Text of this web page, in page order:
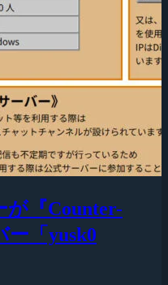
が『Counter-
ー「yusk0